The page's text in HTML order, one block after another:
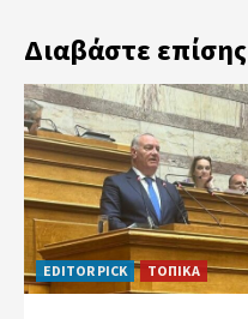
Διαβάστε επίσης
EDITOR PICK ΤΟΠΙΚΑ